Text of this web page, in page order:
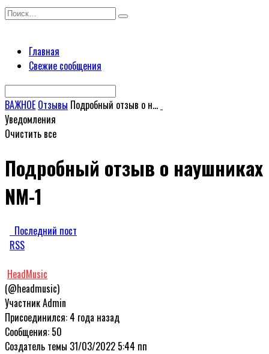
Перейти
Search
Главная
Свежие сообщения
ВАЖНОЕ Отзывы Подробный отзыв о н...
Уведомления
Очистить все
Подробный отзыв о наушниках
NM-1
Последний пост
RSS
HeadMusic
(@headmusic)
УчастникAdmin
Присоединился: 4 года назад
Сообщения: 50
Создатель темы 31/03/2022 5:44 пп